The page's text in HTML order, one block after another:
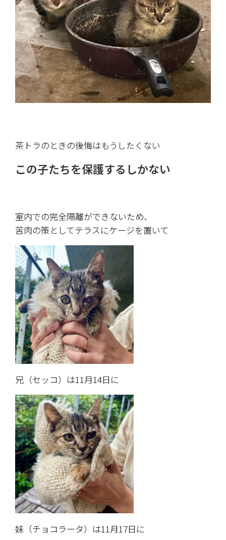
茶トラのときの後悔はもうしたくない
この子たちを保護するしかない
室内での完全隔離ができないため、
苦肉の策としてテラスにケージを置いて
兄（セッコ）は11月14日に
妹（チョコラータ）は11月17日に